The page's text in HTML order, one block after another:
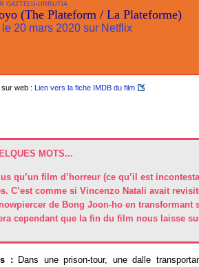
GAZTELU-URRUTIA
(The Plateform / La Plateforme)
20 mars 2020 sur Netflix
MOTS...
qu’un film d’horreur (ce qu’il est
C’est comme si Vincenzo Natali avait
de Bong Joon-ho en
cependant que la fin du film nous laisse
sur web : Lien vers la fiche IMDB du film
: Dans une prison-tour, une dalle